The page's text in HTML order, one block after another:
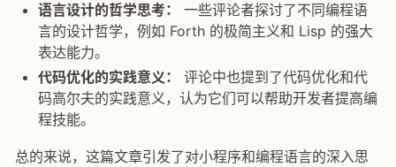
语言设计的哲学思考：
一些评论者探讨了不同编程语
言的设计哲学，例如 Forth 的极简主义和 Lisp 的强大
表达能力。
代码优化的实践意义：
评论中也提到了代码优化和代
码高尔夫的实践意义，认为它们可以帮助开发者提高编
程技能。
总的来说，这篇文章引发了对小程序和编程语言的深入思